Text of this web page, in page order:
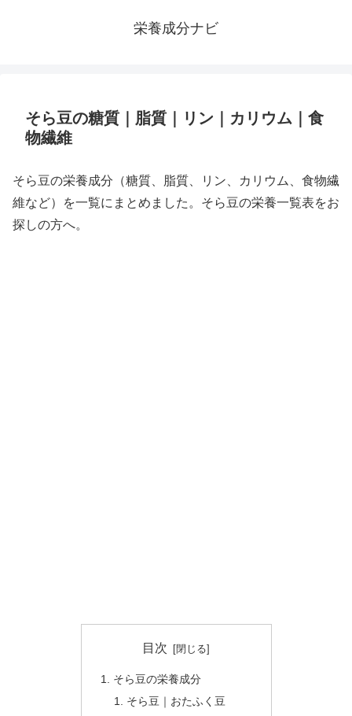
栄養成分ナビ
そら豆の糖質｜脂質｜リン｜カリウム｜食
物繊維
そら豆の栄養成分（糖質、脂質、リン、カリウム、食物繊
維など）を一覧にまとめました。そら豆の栄養一覧表をお
探しの方へ。
目次
そら豆の栄養成分
そら豆｜おたふく豆